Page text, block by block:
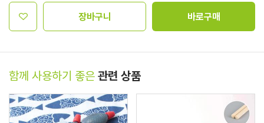
장바구니 바로구매
함께 사용하기 좋은 관련 상품